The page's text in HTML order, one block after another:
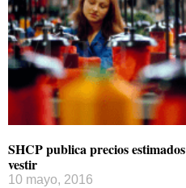
SHCP publica precios
vestir
10 mayo, 2016